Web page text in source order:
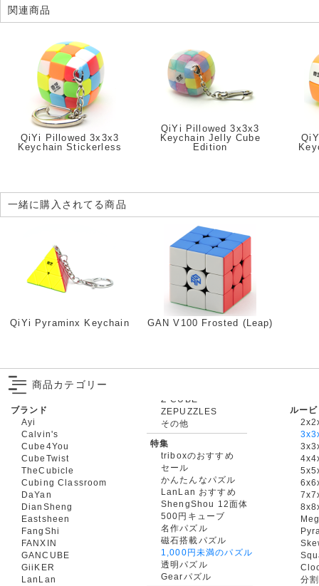
関連商品
QiYi Pillowed 3x3x3
Keychain Stickerless
QiYi Pillowed 3x3x3
Keychain Jelly Cube
Edition
一緒に購入されてる商品
QiYi Pyraminx Keychain GAN V100 Frosted (Leap)
商品カテゴリー
ブランド
Ayi
Calvin's
Cube4You
CubeTwist
TheCubicle
Cubing Classroom
DaYan
DianSheng
Eastsheen
FangShi
FANXIN
GANCUBE
GiiKER
LanLan
ZEPUZZLES
その他
特集
triboxのおすすめ
セール
かんたんなパズル
LanLan おすすめ
ShengShou 12面体
500円キューブ
名作パズル
磁石搭載パズル
1,000円未満のパズル
透明パズル
Gearパズル
ルー
分